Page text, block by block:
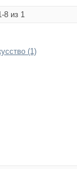
8 из 1
(1)